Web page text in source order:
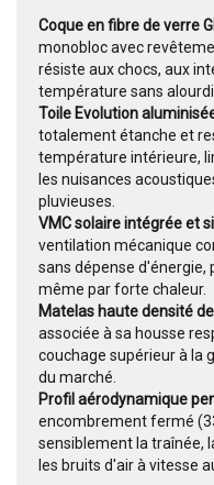
Coque en fibre de verre
monobloc avec
résiste aux chocs, aux
température sans
Toile Evolution
totalement étanche et
température intérieure,
les nuisances
pluvieuses.
VMC solaire intégrée et
ventilation mécanique
sans dépense d'énergie,
même par forte chaleur.
Matelas haute densité
associée à sa housse
couchage supérieur à la
du marché.
Profil aérodynamique
encombrement fermé
sensiblement la traînée,
les bruits d'air à vitesse